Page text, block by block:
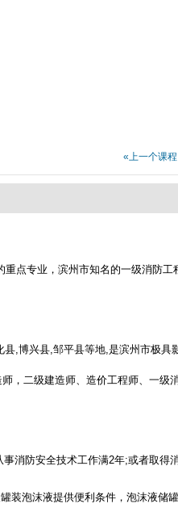
«上一个课程
点专业，滨州市知名的一级消防
,博兴县,邹平县等地,是滨州市极具
，二级建造师、造价工程师、一
防安全技术工作满2年;或者取得
沫液提供便利条件，泡沫液储